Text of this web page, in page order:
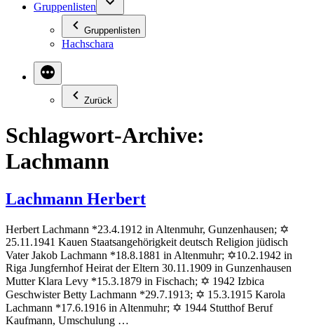
Gruppenlisten
Gruppenlisten
Hachschara
Zurück
Schlagwort-Archive:
Lachmann
Lachmann Herbert
Herbert Lachmann *23.4.1912 in Altenmuhr, Gunzenhausen; ✡
25.11.1941 Kauen Staatsangehörigkeit deutsch Religion jüdisch
Vater Jakob Lachmann *18.8.1881 in Altenmuhr; ✡10.2.1942 in
Riga Jungfernhof Heirat der Eltern 30.11.1909 in Gunzenhausen
Mutter Klara Levy *15.3.1879 in Fischach; ✡ 1942 Izbica
Geschwister Betty Lachmann *29.7.1913; ✡ 15.3.1915 Karola
Lachmann *17.6.1916 in Altenmuhr; ✡ 1944 Stutthof Beruf
Kaufmann, Umschulung …